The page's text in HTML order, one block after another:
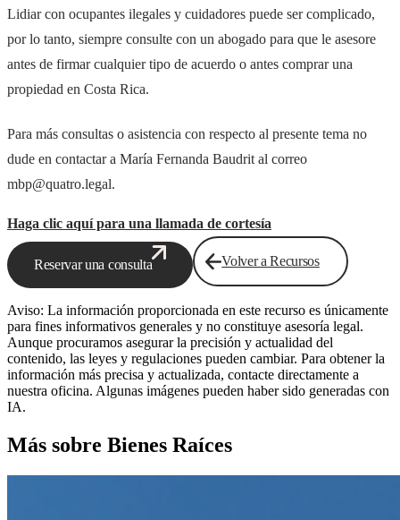
Lidiar con ocupantes ilegales y cuidadores puede ser complicado,
por lo tanto, siempre consulte con un abogado para que le asesore
antes de firmar cualquier tipo de acuerdo o antes comprar una
propiedad en Costa Rica.
Para más consultas o asistencia con respecto al presente tema no
dude en contactar a María Fernanda Baudrit al correo
mbp@quatro.legal.
Haga clic aquí para una llamada de cortesía
Reservar una consulta Volver a Recursos
Aviso: La información proporcionada en este recurso es únicamente
para fines informativos generales y no constituye asesoría legal.
Aunque procuramos asegurar la precisión y actualidad del
contenido, las leyes y regulaciones pueden cambiar. Para obtener la
información más precisa y actualizada, contacte directamente a
nuestra oficina. Algunas imágenes pueden haber sido generadas con
IA.
Más sobre Bienes Raíces